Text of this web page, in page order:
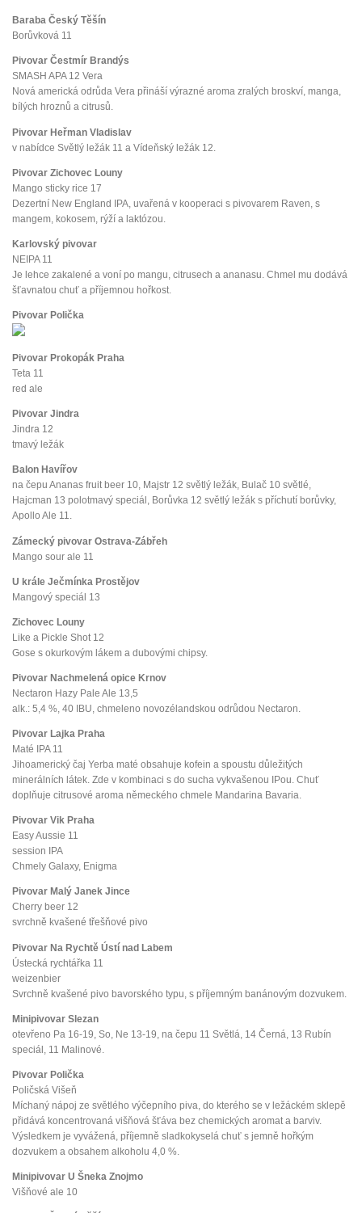
Baraba Český Těšín
Borůvková 11
Pivovar Čestmír Brandýs
SMASH APA 12 Vera
Nová americká odrůda Vera přináší výrazné aroma zralých broskví, manga,
bílých hroznů a citrusů.
Pivovar Heřman Vladislav
v nabídce Světlý ležák 11 a Vídeňský ležák 12.
Pivovar Zichovec Louny
Mango sticky rice 17
Dezertní New England IPA, uvařená v kooperaci s pivovarem Raven, s
mangem, kokosem, rýží a laktózou.
Karlovský pivovar
NEIPA 11
Je lehce zakalené a voní po mangu, citrusech a ananasu. Chmel mu dodává
šťavnatou chuť a příjemnou hořkost.
Pivovar Polička
Pivovar Prokopák Praha
Teta 11
red ale
Pivovar Jindra
Jindra 12
tmavý ležák
Balon Havířov
na čepu Ananas fruit beer 10, Majstr 12 světlý ležák, Bulač 10 světlé,
Hajcman 13 polotmavý speciál, Borůvka 12 světlý ležák s příchutí borůvky,
Apollo Ale 11.
Zámecký pivovar Ostrava-Zábřeh
Mango sour ale 11
U krále Ječmínka Prostějov
Mangový speciál 13
Zichovec Louny
Like a Pickle Shot 12
Gose s okurkovým lákem a dubovými chipsy.
Pivovar Nachmelená opice Krnov
Nectaron Hazy Pale Ale 13,5
alk.: 5,4 %, 40 IBU, chmeleno novozélandskou odrůdou Nectaron.
Pivovar Lajka Praha
Maté IPA 11
Jihoamerický čaj Yerba maté obsahuje kofein a spoustu důležitých
minerálních látek. Zde v kombinaci s do sucha vykvašenou IPou. Chuť
doplňuje citrusové aroma německého chmele Mandarina Bavaria.
Pivovar Vik Praha
Easy Aussie 11
session IPA
Chmely Galaxy, Enigma
Pivovar Malý Janek Jince
Cherry beer 12
svrchně kvašené třešňové pivo
Pivovar Na Rychtě Ústí nad Labem
Ústecká rychtářka 11
weizenbier
Svrchně kvašené pivo bavorského typu, s příjemným banánovým dozvukem.
Minipivovar Slezan
otevřeno Pa 16-19, So, Ne 13-19, na čepu 11 Světlá, 14 Černá, 13 Rubín
speciál, 11 Malinové.
Pivovar Polička
Poličská Višeň
Míchaný nápoj ze světlého výčepního piva, do kterého se v ležáckém sklepě
přidává koncentrovaná višňová šťáva bez chemických aromat a barviv.
Výsledkem je vyvážená, příjemně sladkokyselá chuť s jemně hořkým
dozvukem a obsahem alkoholu 4,0 %.
Minipivovar U Šneka Znojmo
Višňové ale 10